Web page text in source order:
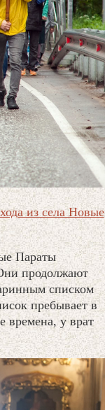
из села Новые
Параты
продолжают
списком
пребывает в
времена, у врат